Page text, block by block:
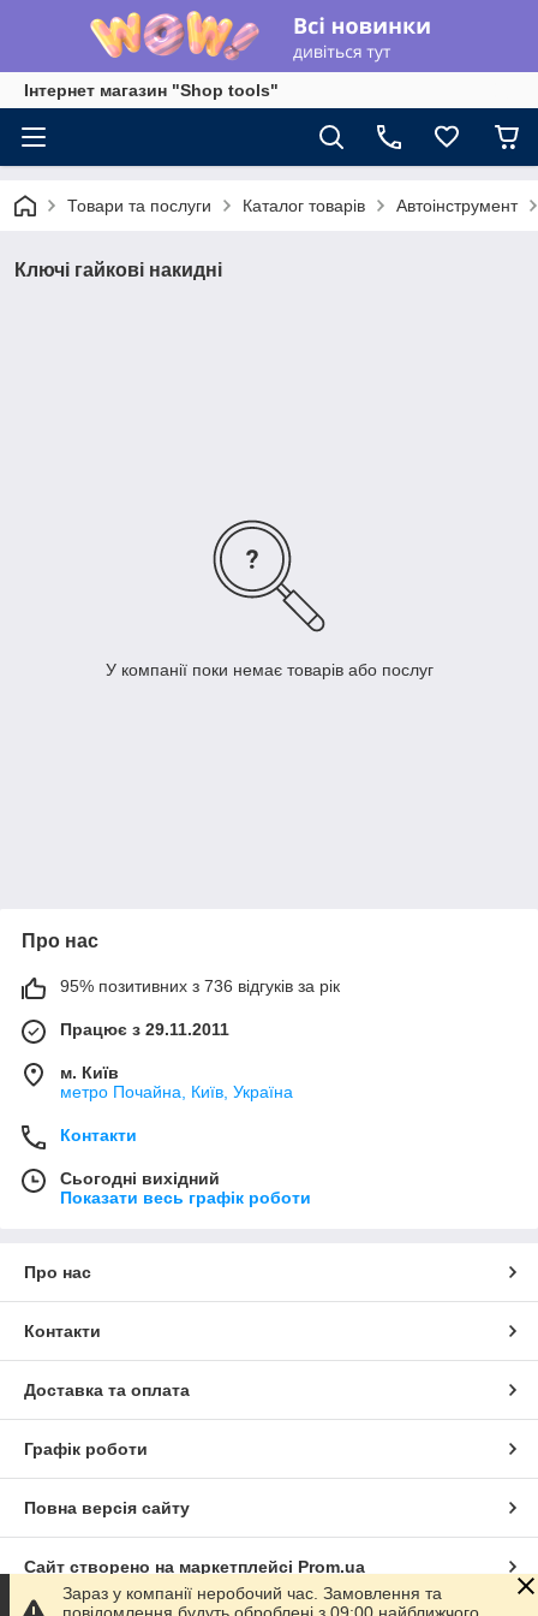
Інтернет магазин "Shop tools"
Товари та послуги Каталог товарів Автоінструмент
Ключі гайкові накидні
У компанії поки немає товарів або послуг
Про нас
95% позитивних з 736 відгуків за рік
Працює з 29.11.2011
м. Київ
метро Почайна, Київ, Україна
Контакти
Сьогодні вихідний
Показати весь графік роботи
Про нас
Контакти
Доставка та оплата
Графік роботи
Повна версія сайту
Сайт створено на маркетплейсі Prom.ua
Зараз у компанії неробочий час. Замовлення та